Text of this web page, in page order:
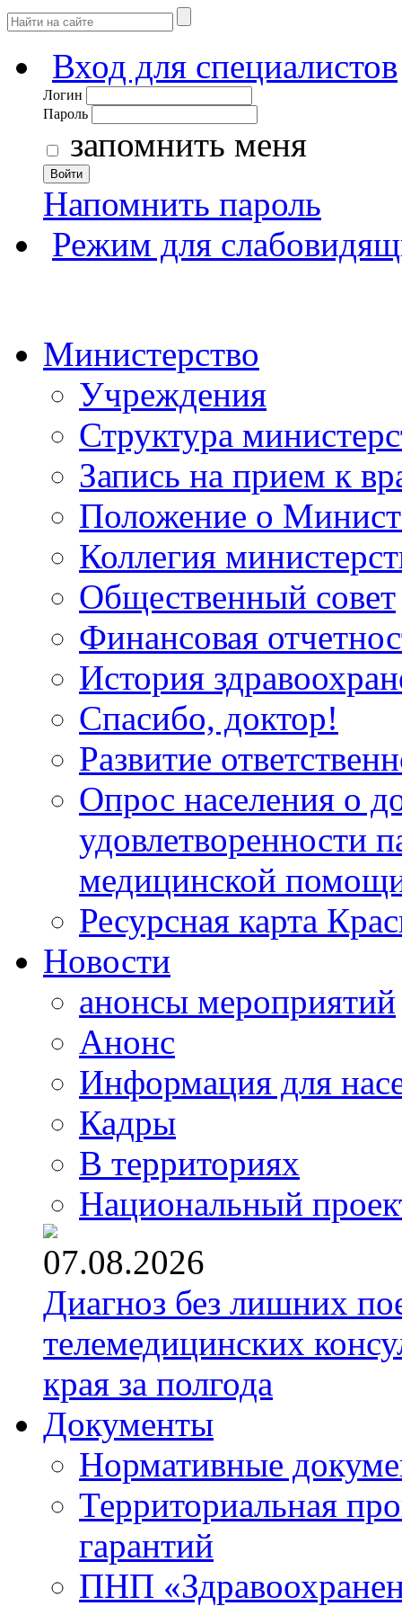
Вход для специалистов
Логин
Пароль
запомнить меня
Войти
Напомнить пароль
Режим для
Министерство
Учреждения
Структура
Запись на прием к
Положение о
Коллегия
Общественный совет
Финансовая
История
Спасибо, доктор!
Развитие
Опрос населения о
удовлетворенности
медицинской
Ресурсная карта
Новости
анонсы мероприятий
Анонс
Информация для
Кадры
В территориях
Национальный
07.08.2026
Диагноз без лишних
телемедицинских
края за полгода
Документы
Нормативные
Территориальная
гарантий
ПНП